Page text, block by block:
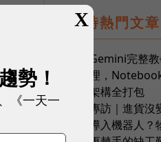
即時熱門文章
Gemini完整
理，
架構全打包
專訪｜進貨
導入機器人
X
勢！
《一天一